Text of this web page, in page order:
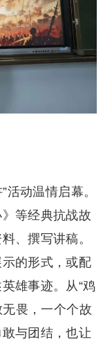
动温情启幕。
等经典抗战故
、撰写讲稿。
的形式，或配
雄事迹。从“鸡
无畏，一个个故
与团结，也让